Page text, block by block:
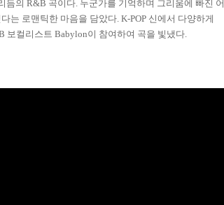
듬의 R&B 곡이다. 누군가를 기억하며 그리움에 빠진 어
는 로맨틱한 마음을 담았다. K-POP 신에서 다양하게
보컬리스트 Babylon이 참여하여 곡을 빛냈다.